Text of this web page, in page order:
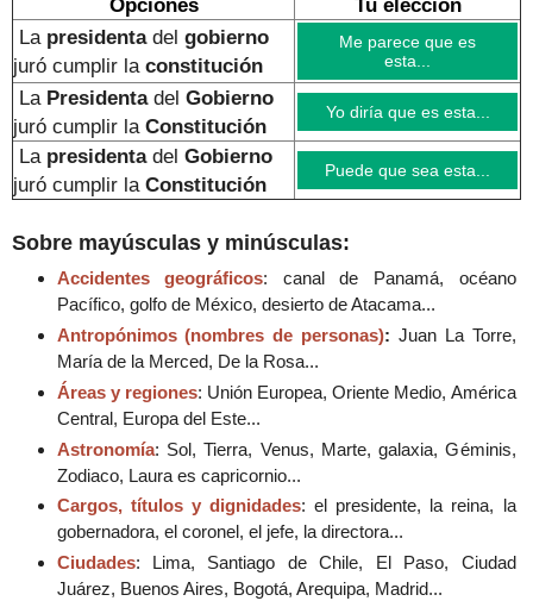
Opciones
Tu elección
La presidenta del gobierno
juró cumplir la constitución
Me parece que es
esta...
La Presidenta del Gobierno
juró cumplir la Constitución
Yo diría que es esta...
La presidenta del Gobierno
juró cumplir la Constitución
Puede que sea esta...
Sobre mayúsculas y minúsculas:
Accidentes geográficos: canal de Panamá, océano
Pacífico, golfo de México, desierto de Atacama...
Antropónimos (nombres de personas): Juan La Torre,
María de la Merced, De la Rosa...
Áreas y regiones: Unión Europea, Oriente Medio, América
Central, Europa del Este...
Astronomía: Sol, Tierra, Venus, Marte, galaxia, Géminis,
Zodiaco, Laura es capricornio...
Cargos, títulos y dignidades: el presidente, la reina, la
gobernadora, el coronel, el jefe, la directora...
Ciudades: Lima, Santiago de Chile, El Paso, Ciudad
Juárez, Buenos Aires, Bogotá, Arequipa, Madrid...